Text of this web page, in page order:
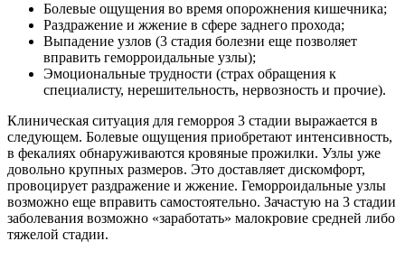
Болевые ощущения во время опорожнения кишечника;
Раздражение и жжение в сфере заднего прохода;
Выпадение узлов (3 стадия болезни еще позволяет
вправить геморроидальные узлы);
Эмоциональные трудности (страх обращения к
специалисту, нерешительность, нервозность и прочие).
Клиническая ситуация для геморроя 3 стадии выражается в
следующем. Болевые ощущения приобретают интенсивность,
в фекалиях обнаруживаются кровяные прожилки. Узлы уже
довольно крупных размеров. Это доставляет дискомфорт,
провоцирует раздражение и жжение. Геморроидальные узлы
возможно еще вправить самостоятельно. Зачастую на 3 стадии
заболевания возможно «заработать» малокровие средней либо
тяжелой стадии.